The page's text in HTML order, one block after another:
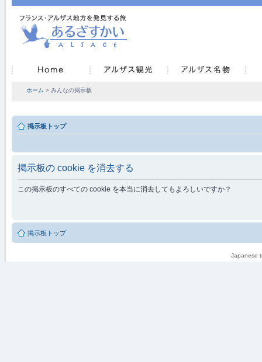
ホーム > みんなの掲示板
掲示板トップ
掲示板の cookie を消去する
この掲示板のすべての cookie を本当に消去してもよろしいですか？
掲示板トップ
Japanese